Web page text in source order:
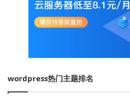
wordpress热门主题排名